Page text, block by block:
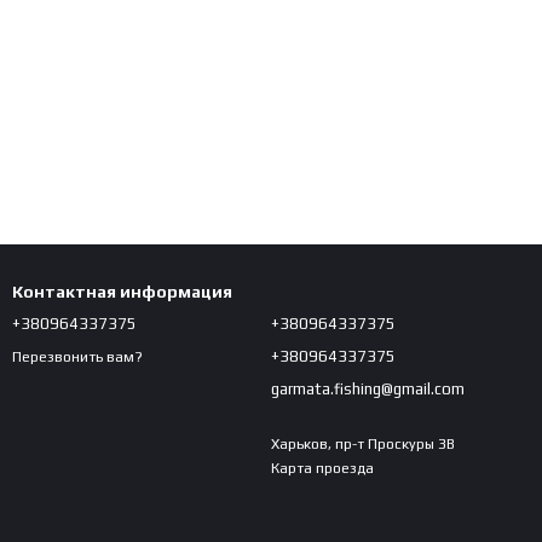
Контактная информация
+380964337375
Перезвонить вам?
+380964337375
+380964337375
garmata.fishing@gmail.com
Харьков, пр-т Проскуры 3В
Карта проезда